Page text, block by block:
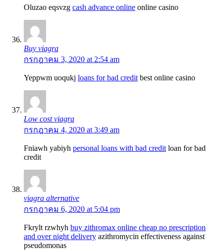
Oluzao eqsvzg cash advance online online casino
Buy viagra
กรกฎาคม 3, 2020 at 2:54 am
Yeppwm uoqukj loans for bad credit best online casino
Low cost viagra
กรกฎาคม 4, 2020 at 3:49 am
Fniawh yabiyh personal loans with bad credit loan for bad
credit
viagra alternative
กรกฎาคม 6, 2020 at 5:04 pm
Fkrylt rzwhyh buy zithromax online cheap no prescription
and over night delivery azithromycin effectiveness against
pseudomonas